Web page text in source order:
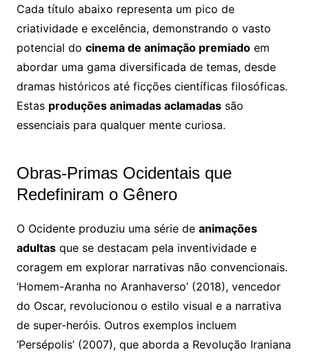
Cada título abaixo representa um pico de
criatividade e excelência, demonstrando o vasto
potencial do cinema de animação premiadoem
abordar uma gama diversificada de temas, desde
dramas históricos até ficções científicas filosóficas.
Estas produções animadas aclamadassão
essenciais para qualquer mente curiosa.
Obras-Primas Ocidentais que
Redefiniram o Gênero
O Ocidente produziu uma série de animações
adultasque se destacam pela inventividade e
coragem em explorar narrativas não convencionais.
‘Homem-Aranha no Aranhaverso’ (2018), vencedor
do Oscar, revolucionou o estilo visual e a narrativa
de super-heróis. Outros exemplos incluem
‘Persépolis’ (2007), que aborda a Revolução Iraniana